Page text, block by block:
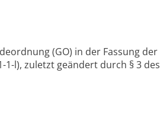
(GO) in der Fassung der
1-l), zuletzt geändert durch § 3 des